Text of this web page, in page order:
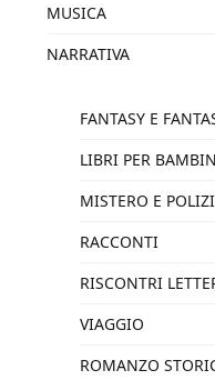
MUSICA
NARRATIVA
FANTASY E
LIBRI PER
MISTERO E
RACCONTI
RISCONTRI
VIAGGIO
ROMANZO